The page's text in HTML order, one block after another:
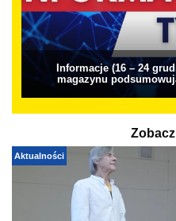
Informacje (16 – 24
magazynu
Aktualności